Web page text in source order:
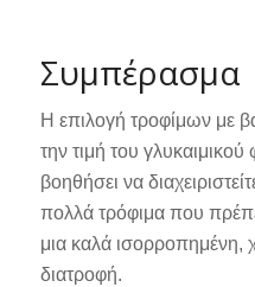
Συμπέρασμα
Η επιλογή τροφίμων με
την τιμή του
βοηθήσει να
πολλά τρόφιμα που
μια καλά ισορροπημένη,
διατροφή.